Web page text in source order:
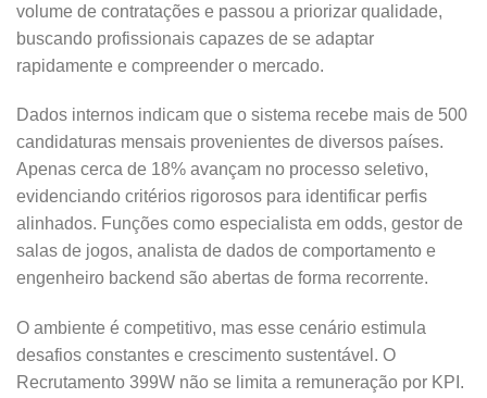
volume de contratações e passou a priorizar qualidade,
buscando profissionais capazes de se adaptar
rapidamente e compreender o mercado.
Dados internos indicam que o sistema recebe mais de 500
candidaturas mensais provenientes de diversos países.
Apenas cerca de 18% avançam no processo seletivo,
evidenciando critérios rigorosos para identificar perfis
alinhados. Funções como especialista em odds, gestor de
salas de jogos, analista de dados de comportamento e
engenheiro backend são abertas de forma recorrente.
O ambiente é competitivo, mas esse cenário estimula
desafios constantes e crescimento sustentável. O
Recrutamento 399W não se limita a remuneração por KPI.